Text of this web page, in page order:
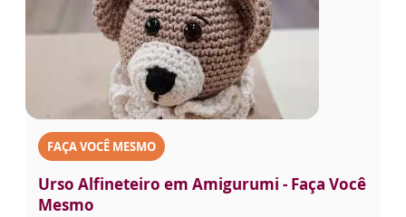
FAÇA VOCÊ MESMO
Urso Alfineteiro em Amigurumi - Faça Você
Mesmo